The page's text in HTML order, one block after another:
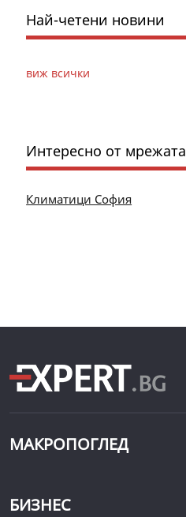
Най-четени новини
виж всички
Интересно от мрежата
Климатици София
МАКРОПОГЛЕД
БИЗНЕС